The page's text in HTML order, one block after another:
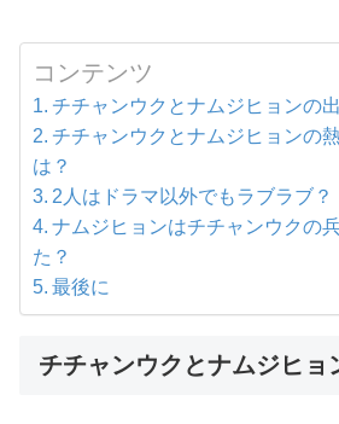
コンテンツ
チチャンウクとナムジヒョンの
チチャンウクとナムジヒョンの
は？
2人はドラマ以外でもラブラブ？
ナムジヒョンはチチャンウクの
た？
最後に
チチャンウクとナムジヒョ